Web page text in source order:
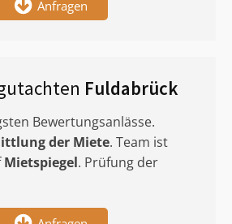
Anfragen
Fuldabrück
Bewertungsanlässe.
der Miete. Team ist
Mietspiegel. Prüfung der